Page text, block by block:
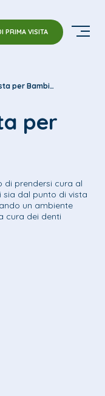
PRIMA VISITA
Perché “Dentista per Bambini”
per
di prendersi cura al
sia dal punto di vista
un ambiente
cura dei denti